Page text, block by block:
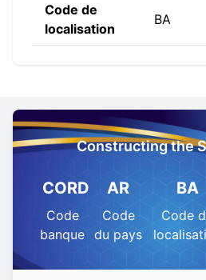
Code de
localisation
BA
Constructing the
CORD
Code
banque
AR
Code
du pays
BA
Code